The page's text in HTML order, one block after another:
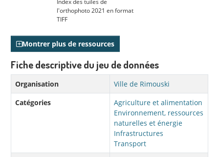
Index des tuiles de
l'orthophoto 2021 en format
TIFF
Montrer plus de ressources
Fiche descriptive du jeu de données
Organisation
Ville de Rimouski
Catégories
Agriculture et alimentation
Environnement, ressources
naturelles et énergie
Infrastructures
Transport